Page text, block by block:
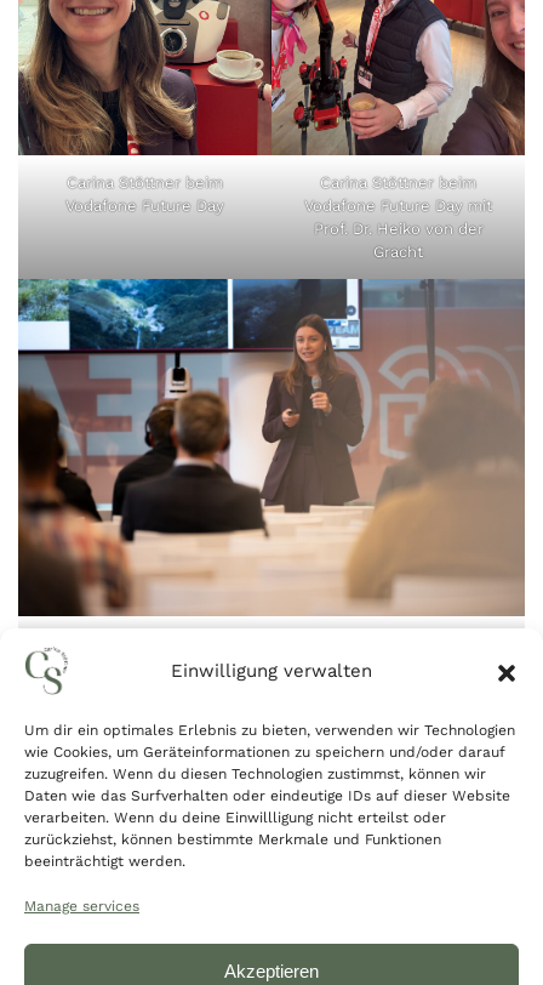
Einwilligung verwalten
Um dir ein optimales Erlebnis zu bieten, verwenden wir Technologien
wie Cookies, um Geräteinformationen zu speichern und/oder darauf
zuzugreifen. Wenn du diesen Technologien zustimmst, können wir
Daten wie das Surfverhalten oder eindeutige IDs auf dieser Website
verarbeiten. Wenn du deine Einwillligung nicht erteilst oder
zurückziehst, können bestimmte Merkmale und Funktionen
beeinträchtigt werden.
Manage services
Akzeptieren
Carina Stöttner beim
Vodafone Future Day
Carina Stöttner beim
Vodafone Future Day mit
Prof. Dr. Heiko von der
Gracht
Newsletter